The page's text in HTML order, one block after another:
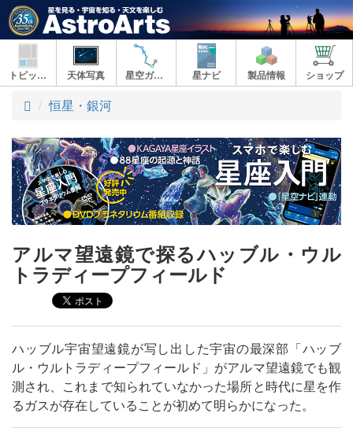
トピックス 天体写真 星空ガイド 星ナビ 製品情報 ショップ
ト
プ
恒星・銀河
アルマ望遠鏡で探るハッブル・ウル
トラディープフィールド
ハッブル宇宙望遠鏡が写し出した宇宙の最深部「ハッブ
ル・ウルトラディープフィールド」がアルマ望遠鏡でも観
測され、これまで知られていなかった場所と時代に星を作
るガスが存在していることが初めて明らかになった。